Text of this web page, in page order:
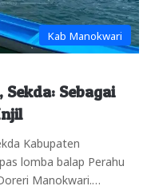
Kab Manokwari
Sekda: Sebagai
Kabupaten
lomba balap Perahu
Manokwari.…